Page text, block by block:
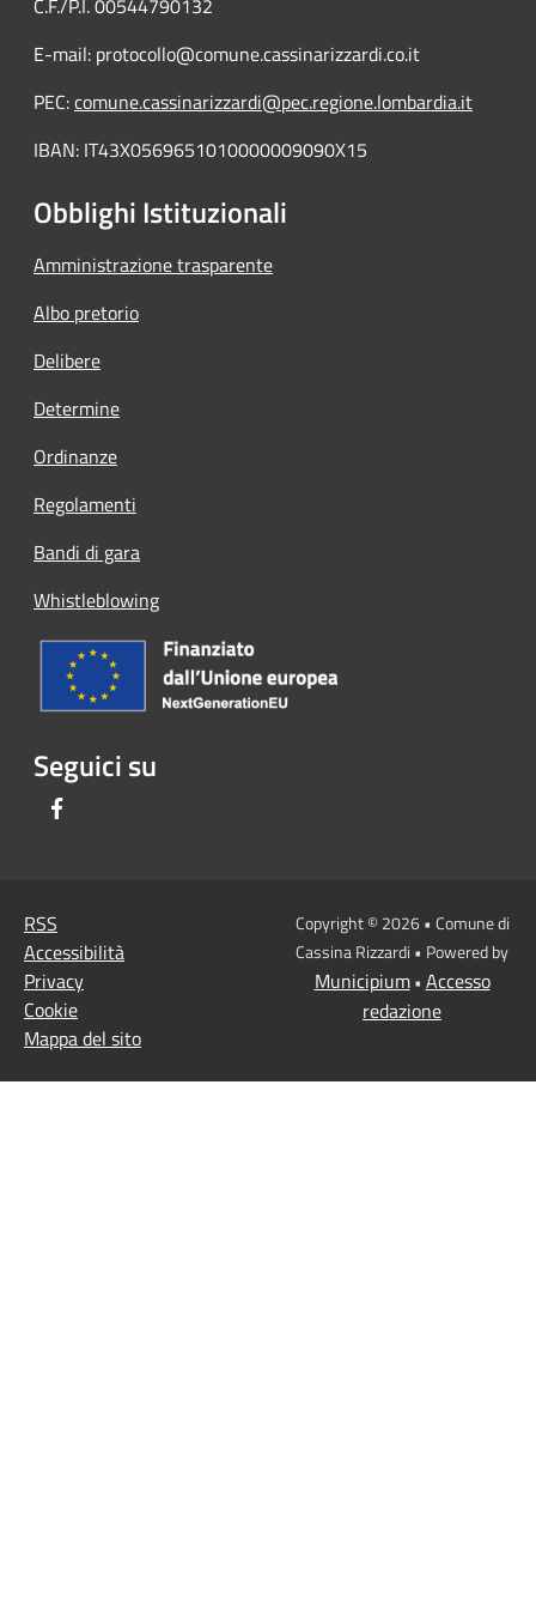
C.F./P.I. 00544790132
E-mail: protocollo@comune.cassinarizzardi.co.it
PEC:comune.cassinarizzardi@pec.regione.lombardia.it
IBAN: IT43X0569651010000009090X15
Obblighi Istituzionali
Amministrazione trasparente
Albo pretorio
Delibere
Determine
Ordinanze
Regolamenti
Bandi di gara
Whistleblowing
Seguici su
RSS
Accessibilità
Privacy
Cookie
Mappa del sito
Copyright © 2026 • Comune di
Cassina Rizzardi • Powered by
Municipium• Accesso
redazione